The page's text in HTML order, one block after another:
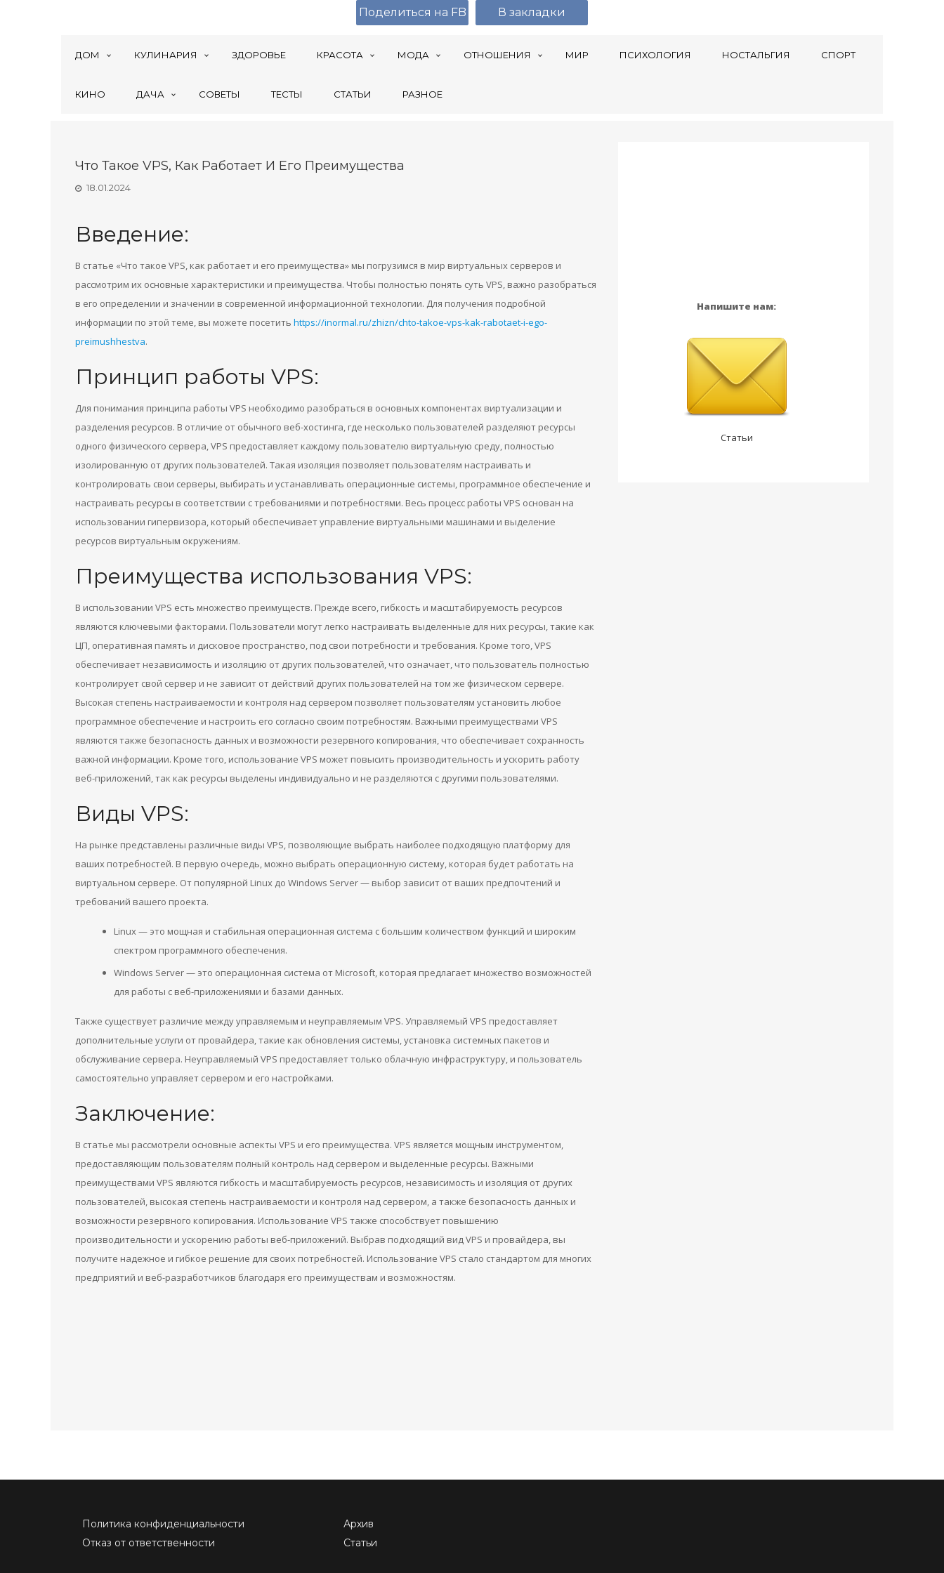
ДОМ КУЛИНАРИЯ ЗДОРОВЬЕ КРАСОТА МОДА ОТНОШЕНИЯ МИР ПСИХОЛОГИЯ НОСТАЛЬГИЯ СПОРТ
КИНО ДАЧА СОВЕТЫ ТЕСТЫ СТАТЬИ РАЗНОЕ
Что Такое VPS, Как Работает И Его Преимущества
18.01.2024
Введение:
В статье «Что такое VPS, как работает и его преимущества» мы погрузимся в мир виртуальных серверов и
рассмотрим их основные характеристики и преимущества. Чтобы полностью понять суть VPS, важно разобраться
в его определении и значении в современной информационной технологии. Для получения подробной
информации по этой теме, вы можете посетить https://inormal.ru/zhizn/chto-takoe-vps-kak-rabotaet-i-ego-
preimushhestva.
Принцип работы VPS:
Для понимания принципа работы VPS необходимо разобраться в основных компонентах виртуализации и
разделения ресурсов. В отличие от обычного веб-хостинга, где несколько пользователей разделяют ресурсы
одного физического сервера, VPS предоставляет каждому пользователю виртуальную среду, полностью
изолированную от других пользователей. Такая изоляция позволяет пользователям настраивать и
контролировать свои серверы, выбирать и устанавливать операционные системы, программное обеспечение и
настраивать ресурсы в соответствии с требованиями и потребностями. Весь процесс работы VPS основан на
использовании гипервизора, который обеспечивает управление виртуальными машинами и выделение
ресурсов виртуальным окружениям.
Преимущества использования VPS:
В использовании VPS есть множество преимуществ. Прежде всего, гибкость и масштабируемость ресурсов
являются ключевыми факторами. Пользователи могут легко настраивать выделенные для них ресурсы, такие как
ЦП, оперативная память и дисковое пространство, под свои потребности и требования. Кроме того, VPS
обеспечивает независимость и изоляцию от других пользователей, что означает, что пользователь полностью
контролирует свой сервер и не зависит от действий других пользователей на том же физическом сервере.
Высокая степень настраиваемости и контроля над сервером позволяет пользователям установить любое
программное обеспечение и настроить его согласно своим потребностям. Важными преимуществами VPS
являются также безопасность данных и возможности резервного копирования, что обеспечивает сохранность
важной информации. Кроме того, использование VPS может повысить производительность и ускорить работу
веб-приложений, так как ресурсы выделены индивидуально и не разделяются с другими пользователями.
Виды VPS:
На рынке представлены различные виды VPS, позволяющие выбрать наиболее подходящую платформу для
ваших потребностей. В первую очередь, можно выбрать операционную систему, которая будет работать на
виртуальном сервере. От популярной Linux до Windows Server — выбор зависит от ваших предпочтений и
требований вашего проекта.
Linux — это мощная и стабильная операционная система с большим количеством функций и широким
спектром программного обеспечения.
Windows Server — это операционная система от Microsoft, которая предлагает множество возможностей
для работы с веб-приложениями и базами данных.
Также существует различие между управляемым и неуправляемым VPS. Управляемый VPS предоставляет
дополнительные услуги от провайдера, такие как обновления системы, установка системных пакетов и
обслуживание сервера. Неуправляемый VPS предоставляет только облачную инфраструктуру, и пользователь
самостоятельно управляет сервером и его настройками.
Заключение:
В статье мы рассмотрели основные аспекты VPS и его преимущества. VPS является мощным инструментом,
предоставляющим пользователям полный контроль над сервером и выделенные ресурсы. Важными
преимуществами VPS являются гибкость и масштабируемость ресурсов, независимость и изоляция от других
пользователей, высокая степень настраиваемости и контроля над сервером, а также безопасность данных и
возможности резервного копирования. Использование VPS также способствует повышению
производительности и ускорению работы веб-приложений. Выбрав подходящий вид VPS и провайдера, вы
получите надежное и гибкое решение для своих потребностей. Использование VPS стало стандартом для многих
предприятий и веб-разработчиков благодаря его преимуществам и возможностям.
Напишите нам:
Статьи
Политика конфиденциальности
Отказ от ответственности
Архив
Статьи
Поделиться на FB В закладки